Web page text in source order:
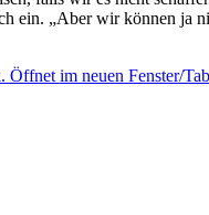
ein. „Aber wir können ja
Öffnet im neuen Fenster/